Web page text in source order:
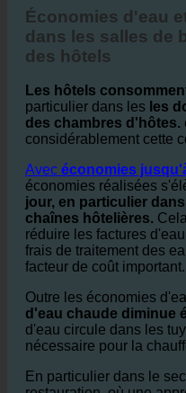
2. Économies d'eau
hôtels
Économies d'eau
dans les salles de
des hôtels
Les hôtels
des chambres d'hôtes.
considérablement cette
Avecéconomies
économies réalisées
jour, en particulier
chaînes hôtelières.
réduire les factures
frais de traitement des
facteur de coût important.
Outre les économies
d'eau chaude diminue
d'eau circule dans les
nécessaire pour la